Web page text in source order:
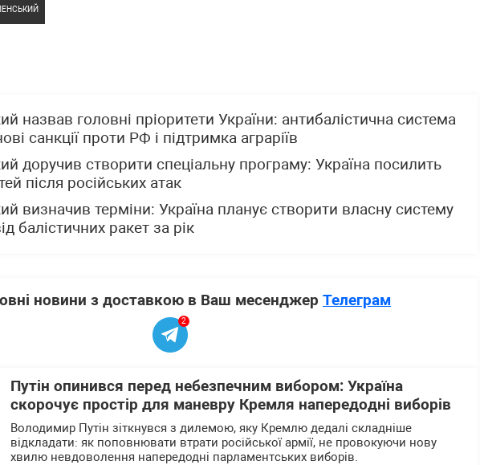
назвав головні пріоритети України: антибалістична система
санкції проти РФ і підтримка аграріїв
доручив створити спеціальну програму: Україна посилить
після російських атак
визначив терміни: Україна планує створити власну систему
балістичних ракет за рік
новини з доставкою в Ваш месенджер Телеграм
2
Путін опинився перед небезпечним вибором: Україна
скорочує простір для маневру Кремля напередодні виборів
Володимир Путін зіткнувся з дилемою, яку Кремлю дедалі складніше
відкладати: як поповнювати втрати російської армії, не провокуючи нову
хвилю невдоволення напередодні парламентських виборів.